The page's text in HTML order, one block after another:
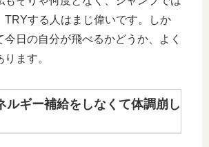
TRYする人はまじ偉いです。しか
今日の自分が飛べるかどうか、よく
ます。
ギー補給をしなくて体調崩し